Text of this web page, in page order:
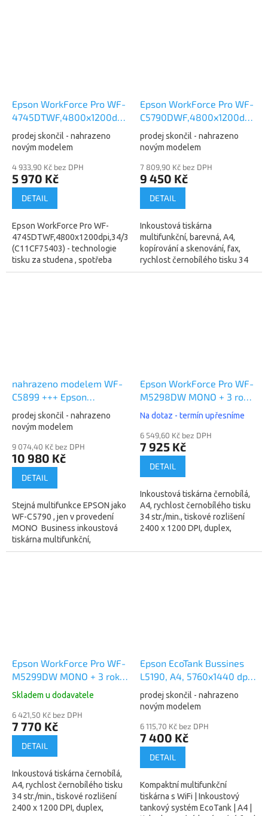
Epson WorkForce Pro WF-
4745DTWF,4800x1200dpi,34/30
(C11CF75403) - nahrazeno
NEW modelem WF-
prodej skončil - nahrazeno
novým modelem
4 933,90 Kč bez DPH
5 970 Kč
DETAIL
Epson WorkForce Pro WF-
4745DTWF,4800x1200dpi,34/30
(C11CF75403) - technologie
tisku za studena , spotřeba
energie: TEC 0,17
Epson WorkForce Pro WF-
(C11CG02401)
prodej skončil - nahrazeno
novým modelem
7 809,90 Kč bez DPH
9 450 Kč
DETAIL
Inkoustová tiskárna
multifunkční, barevná, A4,
kopírování a skenování, fax,
rychlost černobílého tisku 34
str./min., rychlost barevného
nahrazeno modelem WF-
C5899 +++ Epson
WorkForce Pro WF-
M5799DWF MONO
prodej skončil - nahrazeno
novým modelem
9 074,40 Kč bez DPH
10 980 Kč
DETAIL
Stejná multifunkce EPSON jako
WF-C5790 , jen v provedení
MONO Business inkoustová
tiskárna multifunkční,
černobílá, A4, kopírování a
Epson WorkForce Pro WF-
M5298DW MONO + 3 roky
záruka OnSite
Na dotaz - termín upřesníme
6 549,60 Kč bez DPH
7 925 Kč
DETAIL
Inkoustová tiskárna černobílá,
A4, rychlost černobílého tisku
34 str./min., tiskové rozlišení
2400 x 1200 DPI, duplex,
Základní funkce...
Epson WorkForce Pro WF-
M5299DW MONO + 3 roky
záruka OnSite
Skladem u dodavatele
6 421,50 Kč bez DPH
7 770 Kč
DETAIL
Inkoustová tiskárna černobílá,
A4, rychlost černobílého tisku
34 str./min., tiskové rozlišení
2400 x 1200 DPI, duplex,
Epson EcoTank Bussines
L5190, A4, 5760x1440 dpi,
33str/15ppm, Wi-Fi , fax,
ADF, All-in-One Ink Printer,
prodej skončil - nahrazeno
novým modelem
6 115,70 Kč bez DPH
7 400 Kč
DETAIL
Kompaktní multifunkční
tiskárna s WiFi | Inkoustový
tankový systém EcoTank | A4 |